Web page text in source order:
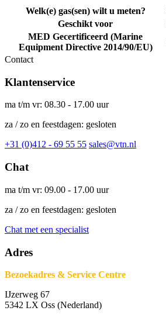
Welk(e) gas(sen) wilt u meten?
Geschikt voor
MED Gecertificeerd (Marine
Equipment Directive 2014/90/EU)
Contact
Klantenservice
ma t/m vr: 08.30 - 17.00 uur
za / zo en feestdagen: gesloten
+31 (0)412 - 69 55 55 sales@vtn.nl
Chat
ma t/m vr: 09.00 - 17.00 uur
za / zo en feestdagen: gesloten
Chat met een specialist
Adres
Bezoekadres & Service Centre
IJzerweg 67
5342 LX Oss (Nederland)